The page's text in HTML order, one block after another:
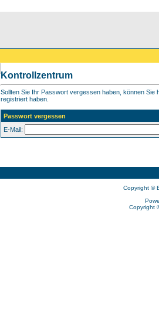
Kontrollzentrum
Sollten Sie Ihr Passwort vergessen haben, können
registriert haben.
Passwort vergessen
E-Mail:
Copyright ©
Copyright